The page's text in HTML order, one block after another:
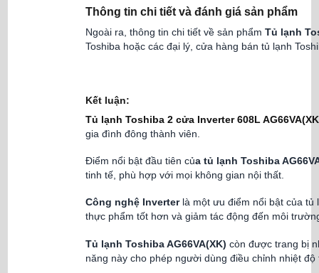
Thông tin chi tiết và đánh giá sản phẩm
Ngoài ra, thông tin chi tiết về sản phẩm Tủ lạnh
Toshiba hoặc các đại lý, cửa hàng bán tủ lạnh
Kết luận:
Tủ lạnh Toshiba 2 cửa Inverter 608L
gia đình đông thành viên.
Điểm nổi bật đầu tiên của tủ lạnh Toshiba
tinh tế, phù hợp với mọi không gian nội thất.
Công nghệ Inverterlà một ưu điểm nổi bật của tủ
thực phẩm tốt hơn và giảm tác động đến môi
Tủ lạnh Toshiba AG66VA(XK) còn được trang bị
năng này cho phép người dùng điều chỉnh nhiệt